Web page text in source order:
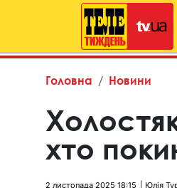
Головна Новини
хто
2 листопада 2025 18:15 Юлія